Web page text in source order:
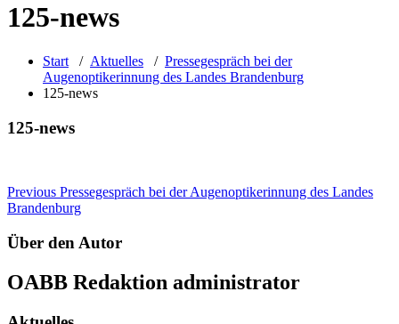
125-news
Start / Aktuelles / Pressegespräch bei der
Augenoptikerinnung des Landes Brandenburg
125-news
125-news
Beitragsnavigation
Previous Pressegespräch bei der Augenoptikerinnung des Landes
Brandenburg
Über den Autor
OABB Redaktion administrator